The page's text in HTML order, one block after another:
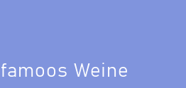
famoos Weine